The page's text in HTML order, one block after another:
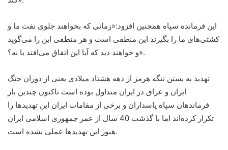
این فرمانده سپاه همچنین افزود:«زمانی‌ که بخواهند جلوی نفت‌ ما و
کشتی‌های ما را بگیرند این منطقی است و هر منطقی این را می‌گوید
و خواهند دید که آیا این اتفاق می‌افتد یا نه؟».
تهدید به بستن تنگه هرمز از دهه هشتاد میلادی یعنی از دوران جنگ
ایران و عراق در ایران متداول بوده است تاکنون چندین بار
فرماندهان سپاه پاسداران و برخی از مقامات ایران این تهدیدها را
تکرار کرده‌اند اما با گذشت 40 سال از عمر جمهوری اسلامی ایران
هنوز این تهدیدها عملی نشده است.